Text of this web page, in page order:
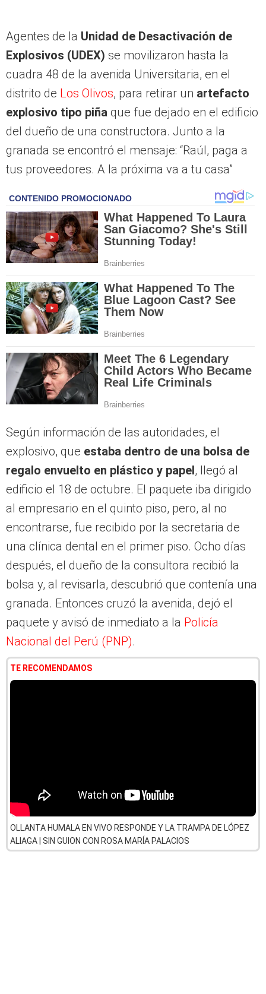
Agentes de la Unidad de Desactivación de
Explosivos (UDEX) se movilizaron hasta la
cuadra 48 de la avenida Universitaria, en el
distrito de Los Olivos, para retirar un artefacto
explosivo tipo piña que fue dejado en el edificio
del dueño de una constructora. Junto a la
granada se encontró el mensaje: “Raúl, paga a
tus proveedores. A la próxima va a tu casa”
Según información de las autoridades, el
explosivo, que estaba dentro de una bolsa de
regalo envuelto en plástico y papel, llegó al
edificio el 18 de octubre. El paquete iba dirigido
al empresario en el quinto piso, pero, al no
encontrarse, fue recibido por la secretaria de
una clínica dental en el primer piso. Ocho días
después, el dueño de la consultora recibió la
bolsa y, al revisarla, descubrió que contenía una
granada. Entonces cruzó la avenida, dejó el
paquete y avisó de inmediato a la Policía
Nacional del Perú (PNP).
TE RECOMENDAMOS
OLLANTA HUMALA EN VIVO RESPONDE Y LA TRAMPA DE LÓPEZ
ALIAGA | SIN GUION CON ROSA MARÍA PALACIOS